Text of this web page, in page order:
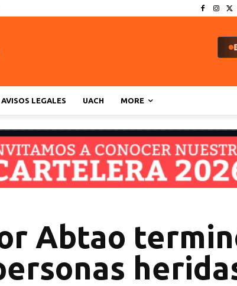
AVISOS LEGALES UACH MORE
Abtao